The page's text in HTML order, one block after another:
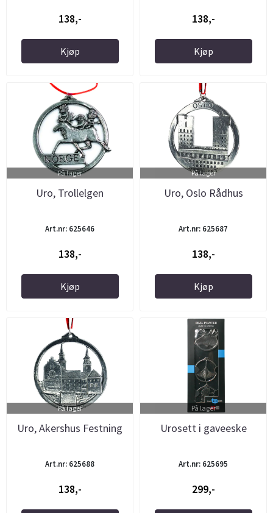
138,-
Kjøp
138,-
Kjøp
På lager
Uro, Trollelgen
Art.nr: 625646
138,-
Kjøp
På lager
Uro, Oslo Rådhus
Art.nr: 625687
138,-
Kjøp
På lager
Uro, Akershus Festning
Art.nr: 625688
138,-
På lager
Urosett i gaveeske
Art.nr: 625695
299,-